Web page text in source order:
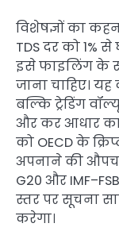
विशेषज्ञों का
TDS दर को 1%
इसे फाइलिंग के
जाना चाहिए।
बल्कि ट्रेडिंग
और कर आधार का
को OECD के
अपनाने की
G20 और
स्तर पर सूचना
करेगा।